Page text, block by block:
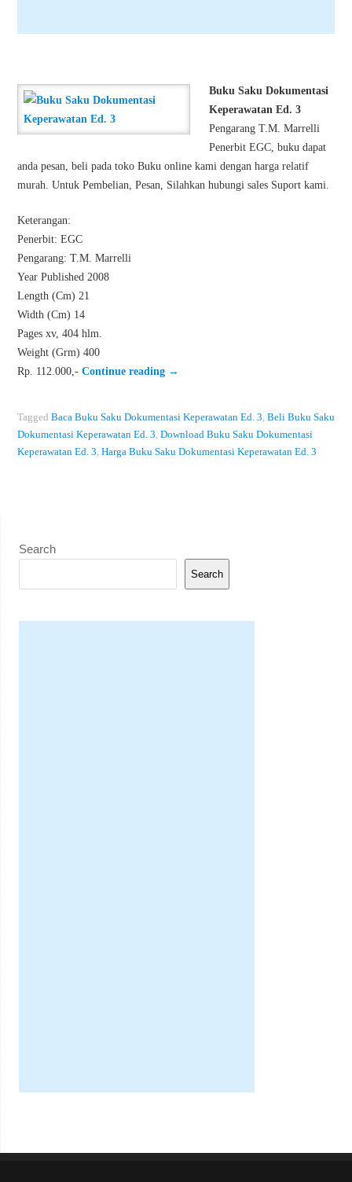
Buku Saku Dokumentasi
Keperawatan Ed. 3
Pengarang T.M. Marrelli
Penerbit EGC, buku dapat
anda pesan, beli pada toko Buku online kami dengan harga relatif
murah. Untuk Pembelian, Pesan, Silahkan hubungi sales Suport kami.
Keterangan:
Penerbit: EGC
Pengarang: T.M. Marrelli
Year Published 2008
Length (Cm) 21
Width (Cm) 14
Pages xv, 404 hlm.
Weight (Grm) 400
Rp. 112.000,- Continue reading →
Tagged Baca Buku Saku Dokumentasi Keperawatan Ed. 3, Beli Buku Saku
Dokumentasi Keperawatan Ed. 3, Download Buku Saku Dokumentasi
Keperawatan Ed. 3, Harga Buku Saku Dokumentasi Keperawatan Ed. 3
Search
Search